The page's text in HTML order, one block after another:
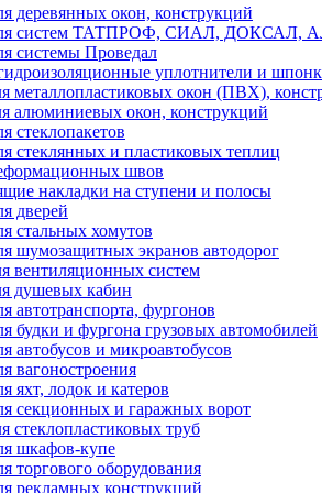
деревянных окон, конструкций
систем ТАТПРОФ, СИАЛ, ДОКСАЛ,
системы Проведал
уплотнители и
металлопластиковых окон (ПВХ),
алюминиевых окон, конструкций
стеклопакетов
стеклянных и пластиковых теплиц
швов
накладки на ступени и полосы
дверей
стальных хомутов
шумозащитных экранов автодорог
вентиляционных систем
душевых кабин
автотранспорта, фургонов
будки и фургона грузовых автомобилей
автобусов и микроавтобусов
вагоностроения
яхт, лодок и катеров
секционных и гаражных ворот
стеклопластиковых труб
шкафов-купе
торгового оборудования
рекламных конструкций